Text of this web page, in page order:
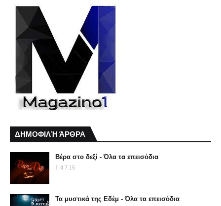
ΔΗΜΟΦΙΛΉ ΆΡΘΡΑ
Βέρα στο δεξί - Όλα τα επεισόδια
4.7.15
Τα μυστικά της Εδέμ - Όλα τα επεισόδια